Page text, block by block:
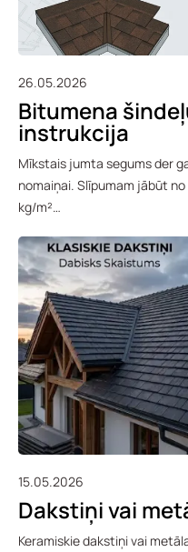
26.05.2026
Bitumena
instrukcija
Mīkstais jumta segums der
nomaiņai. Slīpumam jābūt
kg/m²…
15.05.2026
Dakstiņi vai
Keramiskie dakstiņi vai